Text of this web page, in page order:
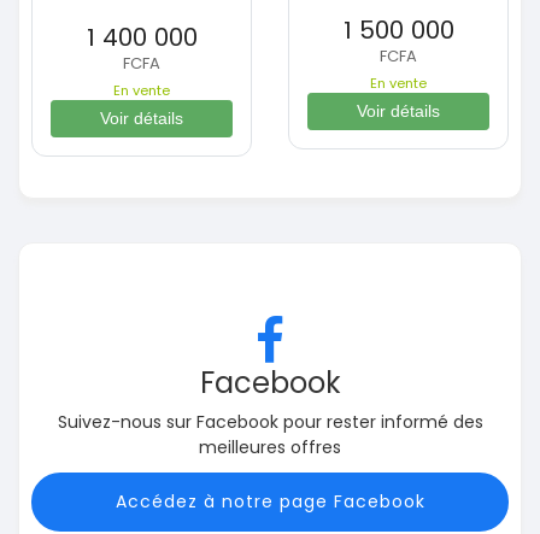
1 400 000
FCFA
En vente
Voir détails
1 500 000
FCFA
En vente
Voir détails
Facebook
Suivez-nous sur Facebook pour rester informé des
meilleures offres
Accédez à notre page Facebook